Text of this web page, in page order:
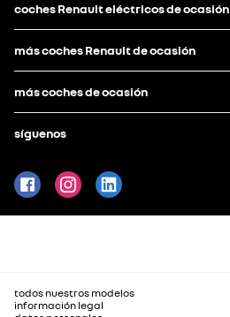
coches Renault eléctricos de ocasión
más coches Renault de ocasión
más coches de ocasión
síguenos
todos nuestros modelos
información legal